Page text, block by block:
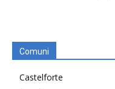
Comuni
Castelforte